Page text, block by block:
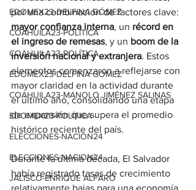
EDOMEX23-DELFINA GÓMEZ
COAHUILA23-POLÍTICA
COAHUILA23-POLÍTICA
EDOMEX23-DELFINA GÓMEZ
COAHUILA23-MANOLO JIMÉNEZ SALINAS
EDOMEX23-POLÍTICA
ELECCIONES-NACION24
ELECCIONES-NACION24
JALISCO-ENRIQUE ALFARO
por una combinación de factores clave:
mayor confianza interna, un récord en
el ingreso de remesas, y un boom de la
inversión nacional y extranjera. Estos
elementos comenzaron a reflejarse con
mayor claridad en la actividad durante
el último año, consolidando una etapa
de expansión que supera el promedio
histórico reciente del país.
Durante la última década, El Salvador
había registrado tasas de crecimiento
relativamente bajas para una economía